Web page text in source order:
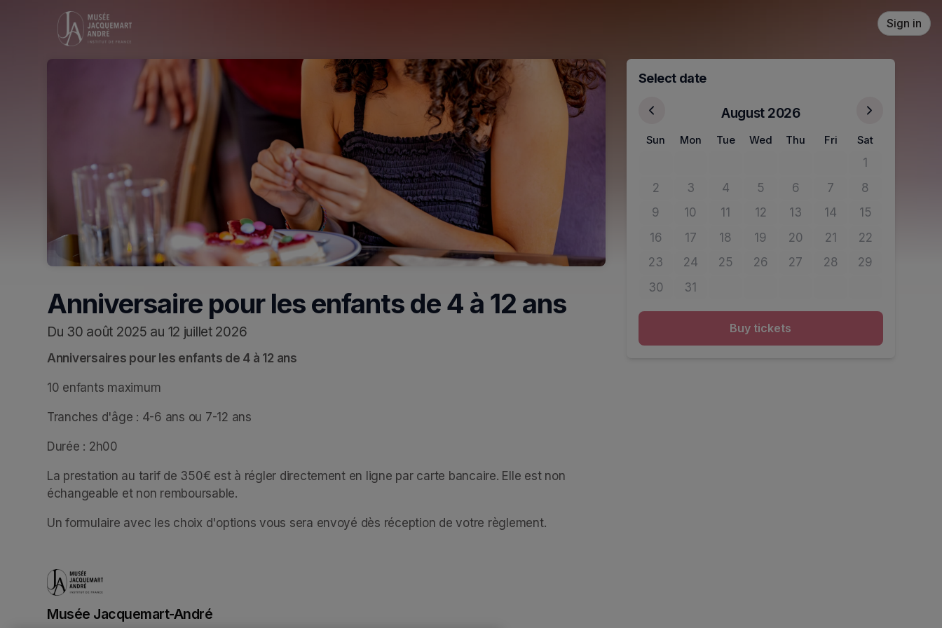
Skip header
Sign in
Anniversaire pour les enfants de 4 à 12 ans
Du 30 août 2025 au 12 juillet 2026
Anniversaires pour les enfants de 4 à 12 ans
10 enfants maximum
Tranches d'âge : 4-6 ans ou 7-12 ans
Durée : 2h00
La prestation au tarif de 350€ est à régler directement en ligne par carte bancaire. Elle est non
échangeable et non remboursable.
Un formulaire avec les choix d'options vous sera envoyé dès réception de votre règlement.
Select date
August 2026
Sun Mon Tue Wed Thu Fri Sat
1No tickets
2No tickets available
3
No tickets available
4No tickets available
5
No tickets available
6No tickets available
7No tickets available
8No tickets
9No tickets available
10No tickets available
11No tickets available
12No tickets available
13No tickets available
14No tickets available
15No tickets
16No tickets available
17No tickets available
18No tickets available
19No tickets available
20No tickets available
21No tickets available
22No tickets
23No tickets available
24No tickets available
25No tickets available
26No tickets available
27No tickets available
28No tickets available
29No tickets
30
No tickets available
31No tickets available
Buy tickets
Musée Jacquemart-André